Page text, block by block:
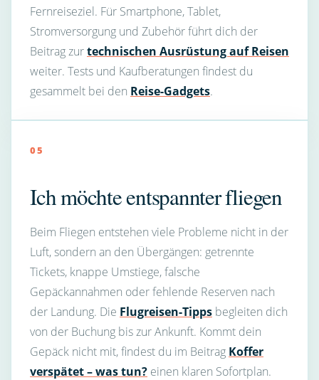
Fernreiseziel. Für Smartphone, Tablet,
Stromversorgung und Zubehör führt dich der
Beitrag zurtechnischen Ausrüstung auf Reisen
weiter. Tests und Kaufberatungen findest du
gesammelt bei den Reise-Gadgets.
05
Ich möchte entspannter fliegen
Beim Fliegen entstehen viele Probleme nicht in der
Luft, sondern an den Übergängen: getrennte
Tickets, knappe Umstiege, falsche
Gepäckannahmen oder fehlende Reserven nach
der Landung. Die Flugreisen-Tipps begleiten dich
von der Buchung bis zur Ankunft. Kommt dein
Gepäck nicht mit, findest du im Beitrag Koffer
verspätet – was tun? einen klaren Sofortplan.